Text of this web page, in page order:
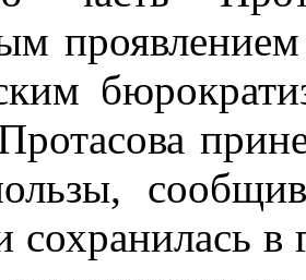
сохранилась в